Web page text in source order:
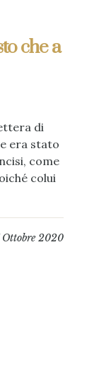
che a
di
era stato
come
colui
Ottobre 2020